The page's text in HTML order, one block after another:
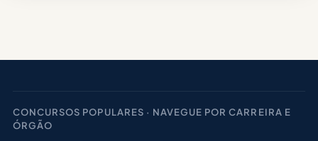
CONCURSOS POPULARES · NAVEGUE POR CARREIRA E
ÓRGÃO